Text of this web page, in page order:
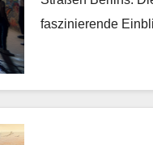
faszinierende